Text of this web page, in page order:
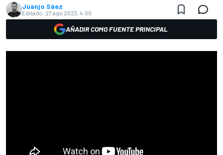
Juanjo Sáez
Editado: 27 ago 2023, 4:00
AÑADIR COMO FUENTE PRINCIPAL